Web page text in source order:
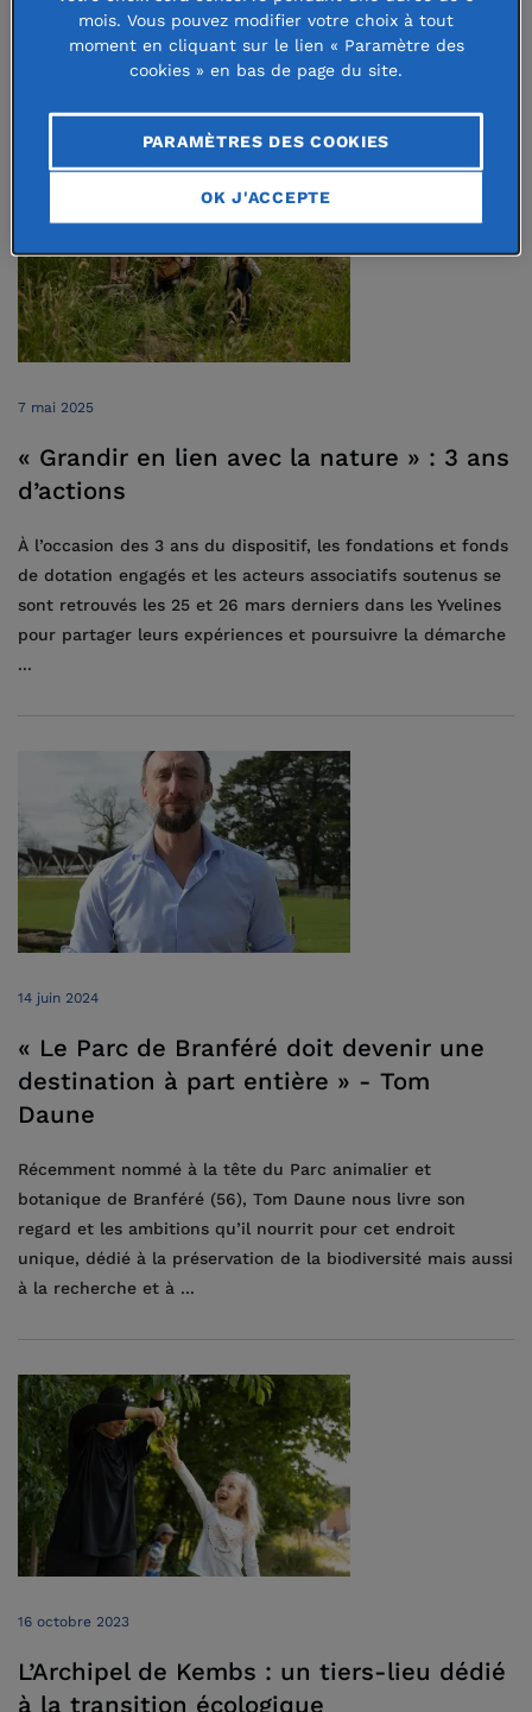
paradis sur terre au cœur d’un écrin botanique
d’exception. Porté par une vision avant-gardiste de la
cohabitation entre espèces, ...
7 mai 2025
« Grandir en lien avec la nature » : 3 ans
d’actions
À l’occasion des 3 ans du dispositif, les fondations et fonds
de dotation engagés et les acteurs associatifs soutenus se
sont retrouvés les 25 et 26 mars derniers dans les Yvelines
pour partager leurs expériences et poursuivre la démarche
...
14 juin 2024
« Le Parc de Branféré doit devenir une
destination à part entière » - Tom
Daune
Récemment nommé à la tête du Parc animalier et
botanique de Branféré (56), Tom Daune nous livre son
regard et les ambitions qu’il nourrit pour cet endroit
unique, dédié à la préservation de la biodiversité mais aussi
à la recherche et à ...
16 octobre 2023
L’Archipel de Kembs : un tiers-lieu dédié
à la transition écologique
mois. Vous pouvez modifier votre choix à tout
moment en cliquant sur le lien « Paramètre des
cookies » en bas de page du site.
PARAMÈTRES DES COOKIES
OK J'ACCEPTE